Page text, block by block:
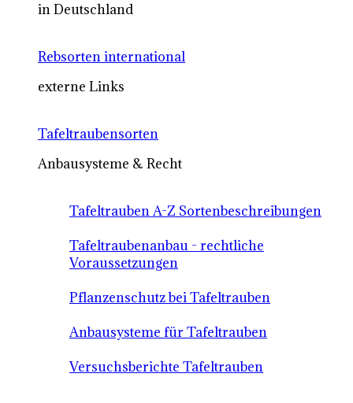
in Deutschland
Rebsorten international
externe Links
Tafeltraubensorten
Anbausysteme & Recht
Tafeltrauben A-Z Sortenbeschreibungen
Tafeltraubenanbau - rechtliche
Voraussetzungen
Pflanzenschutz bei Tafeltrauben
Anbausysteme für Tafeltrauben
Versuchsberichte Tafeltrauben